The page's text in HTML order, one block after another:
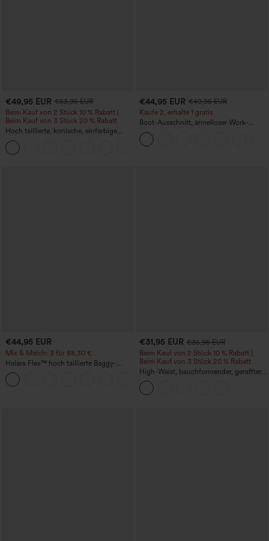
€49,95 EUR €53,95 EUR
Beim Kauf von 2 Stück 10 % Rabatt |
Beim Kauf von 3 Stück 20 % Rabatt
Hoch taillierte, konische, einfarbige
Anzughose mit Seitentaschen
€44,95 EUR €49,95 EUR
Kaufe 2, erhalte 1 gratis
Boot-Ausschnitt, ärmelloser Work-
Jumpsuit mit seitlicher Bindung,
kühlender Cool-Touch-Effekt, gestreift
und mit Taschen – Easy Peezy Edition
€44,95 EUR
Mix & Match: 3 für 88,30 €
Halara Flex™ hoch taillierte Baggy-
Jeans mit Taschen, weitem Bein,
stonewashed, lässig
€31,95 EUR €35,95 EUR
Beim Kauf von 2 Stück 10 % Rabatt |
Beim Kauf von 3 Stück 20 % Rabatt
High-Waist, bauchformender, geraffter
Midirock mit geschwungenem Saum, 2-
in-1 Fleece/PU, lässig